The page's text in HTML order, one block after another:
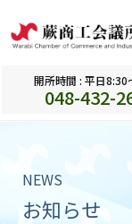
開所時間 : 平日8:30
048-432-
NEWS
お知らせ